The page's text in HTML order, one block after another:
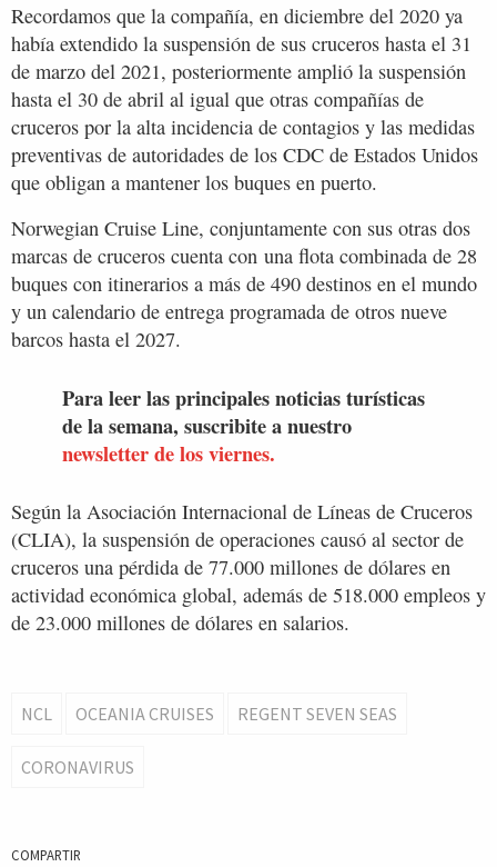
Recordamos que la compañía, en diciembre del 2020 ya
había extendido la suspensión de sus cruceros hasta el 31
de marzo del 2021, posteriormente amplió la suspensión
hasta el 30 de abril al igual que otras compañías de
cruceros por la alta incidencia de contagios y las medidas
preventivas de autoridades de los CDC de Estados Unidos
que obligan a mantener los buques en puerto.
Norwegian Cruise Line, conjuntamente con sus otras dos
marcas de cruceros cuenta con una flota combinada de 28
buques con itinerarios a más de 490 destinos en el mundo
y un calendario de entrega programada de otros nueve
barcos hasta el 2027.
Para leer las principales noticias turísticas
de la semana, suscribite a nuestro
newsletter de los viernes.
Según la Asociación Internacional de Líneas de Cruceros
(CLIA), la suspensión de operaciones causó al sector de
cruceros una pérdida de 77.000 millones de dólares en
actividad económica global, además de 518.000 empleos y
de 23.000 millones de dólares en salarios.
NCL OCEANIA CRUISES REGENT SEVEN SEAS
CORONAVIRUS
COMPARTIR